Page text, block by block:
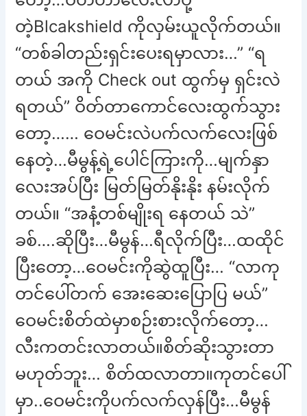
တဲ့Blcakshield ကိုလှမ်းယူလိုက်တယ်။
“တစ်ခါတည်းရှင်းပေးရမှာလား…” “ရ
တယ် အကို Check out ထွက်မှ ရှင်းလဲ
ရတယ်” ဝိတ်တာကောင်လေးထွက်သွား
တော့…… ဝေမင်းလဲပက်လက်လေးဖြစ်
နေတဲ့…မီမွန့်ရဲ့ပေါင်ကြားကို…မျက်နှာ
လေးအပ်ပြီး မြတ်မြတ်နိုးနိုး နမ်းလိုက်
တယ်။ “အနံ့တစ်မျိုးရ နေတယ် သဲ”
ခစ်….ဆိုပြီး…မီမွန်…ရီလိုက်ပြီး…ထထိုင်
ပြီးတော့…ဝေမင်းကိုဆွဲထူပြီး… “လာကု
တင်ပေါ်တက် အေးဆေးပြောပြ မယ်”
ဝေမင်းစိတ်ထဲမှာစဉ်းစားလိုက်တော့…
လီးကတင်းလာတယ်။စိတ်ဆိုးသွားတာ
မဟုတ်ဘူး… စိတ်ထလာတာ။ကုတင်ပေါ်
မှာ..ဝေမင်းကိုပက်လက်လှန်ပြီး…မီမွန်